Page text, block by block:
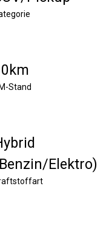
Stand
Elektro)